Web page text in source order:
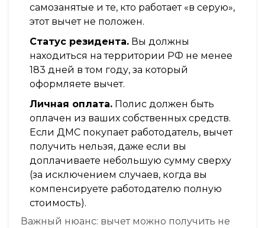
самозанятые и те, кто работает «в серую»,
этот вычет не положен.
Статус резидента. Вы должны
находиться на территории РФ не менее
183 дней в том году, за который
оформляете вычет.
Личная оплата. Полис должен быть
оплачен из ваших собственных средств.
Если ДМС покупает работодатель, вычет
получить нельзя, даже если вы
доплачиваете небольшую сумму сверху
(за исключением случаев, когда вы
компенсируете работодателю полную
стоимость).
Важный нюанс: вычет можно получить не